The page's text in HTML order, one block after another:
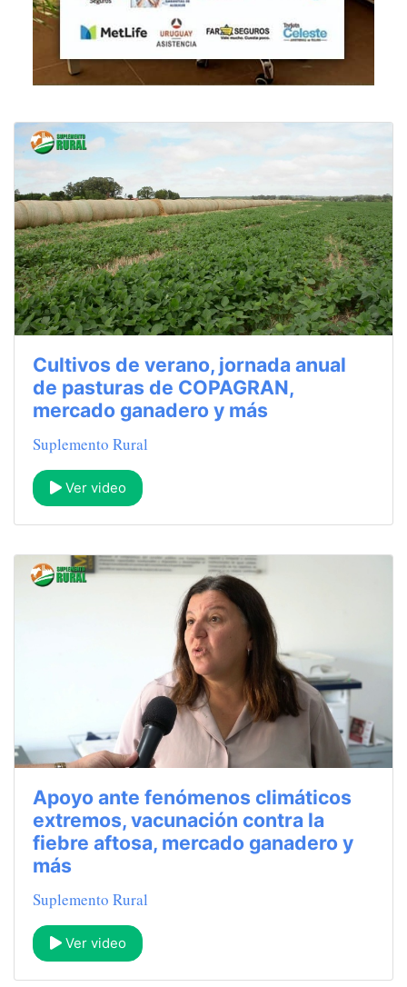
Cultivos de verano, jornada anual
de pasturas de COPAGRAN,
mercado ganadero y más
Suplemento Rural
Ver video
Apoyo ante fenómenos climáticos
extremos, vacunación contra la
fiebre aftosa, mercado ganadero y
más
Suplemento Rural
Ver video